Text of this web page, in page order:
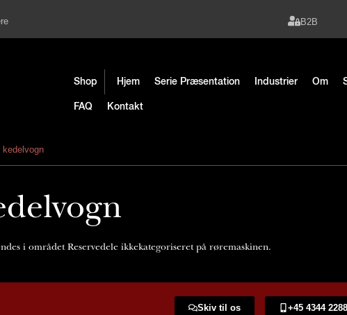
B2B
Shop Hjem Serie Præsentation Industrier Om
FAQ Kontakt
i området Reservedele ikkekategoriseret på røremaskinen.
Skiv til os +45 4344 2288​